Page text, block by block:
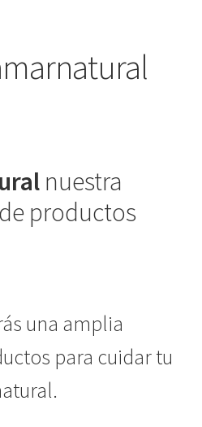
nuestra
productos
una amplia
para cuidar tu